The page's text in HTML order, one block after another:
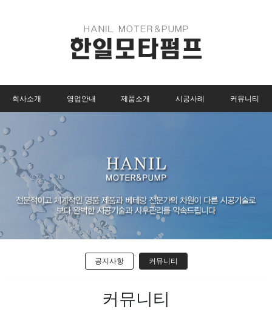
회사소개 영업안내 제품소개 시공사례 커뮤니티
공지사항 커뮤니티
커뮤니티